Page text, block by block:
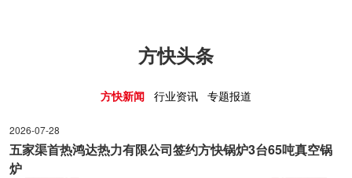
方快头条
方快新闻 行业资讯 专题报道
2026-07-28
五家渠首热鸿达热力有限公司签约方快锅炉3台65吨真空锅
炉
方快锅炉亮
方快助阵比